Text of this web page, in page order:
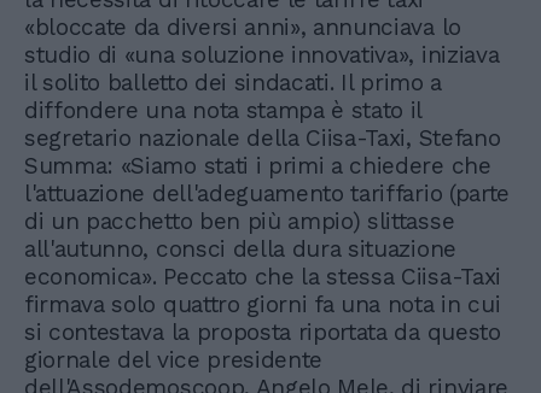
«bloccate da diversi anni», annunciava lo
studio di «una soluzione innovativa», iniziava
il solito balletto dei sindacati. Il primo a
diffondere una nota stampa è stato il
segretario nazionale della Ciisa-Taxi, Stefano
Summa: «Siamo stati i primi a chiedere che
l'attuazione dell'adeguamento tariffario (parte
di un pacchetto ben più ampio) slittasse
all'autunno, consci della dura situazione
economica». Peccato che la stessa Ciisa-Taxi
firmava solo quattro giorni fa una nota in cui
si contestava la proposta riportata da questo
giornale del vice presidente
dell'Assodemoscoop, Angelo Mele, di rinviare